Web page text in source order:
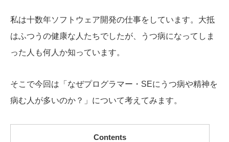
私は十数年ソフトウェア開発の仕事をしています。大抵
はふつうの健康な人たちでしたが、うつ病になってしま
った人も何人か知っています。
そこで今回は「なぜプログラマー・SEにうつ病や精神を
病む人が多いのか？」について考えてみます。
Contents